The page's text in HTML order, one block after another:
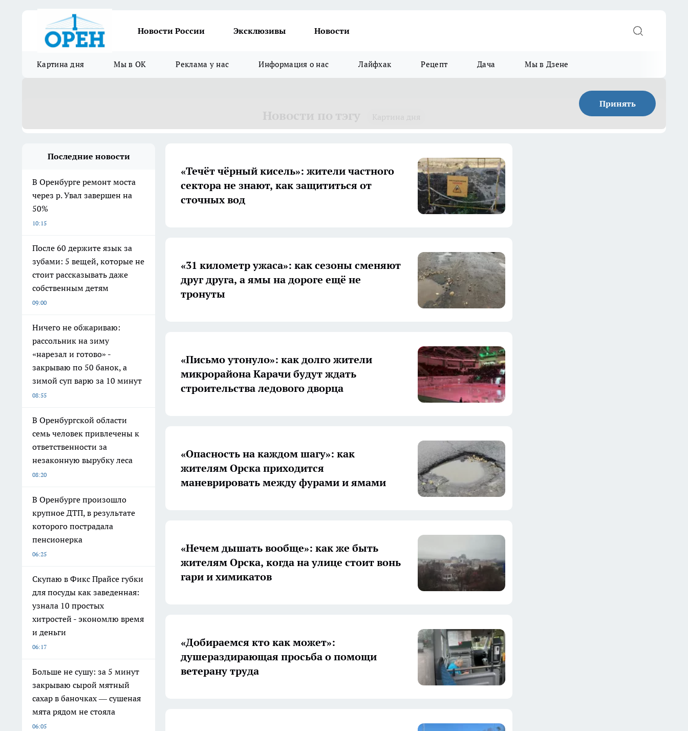
Новости России Эксклюзивы Новости
Картина дня Мы в ОК Реклама у нас Информация о нас Лайфхак Рецепт Дача Мы в Дзене
Принять
Последние новости
В Оренбурге ремонт моста
через р. Увал завершен на
50%
10:15
После 60 держите язык за
зубами: 5 вещей, которые не
стоит рассказывать даже
собственным детям
09:00
Ничего не обжариваю:
рассольник на зиму
«нарезал и готово» -
закрываю по 50 банок, а
зимой суп варю за 10 минут
08:55
В Оренбургской области
семь человек привлечены к
ответственности за
незаконную вырубку леса
08:20
В Оренбурге произошло
крупное ДТП, в результате
которого пострадала
пенсионерка
06:25
Скупаю в Фикс Прайсе губки
для посуды как заведенная:
узнала 10 простых
хитростей - экономлю время
и деньги
06:17
Больше не сушу: за 5 минут
закрываю сырой мятный
сахар в баночках — сушеная
мята рядом не стояла
06:05
«Течёт чёрный кисель»: жители частного
сектора не знают, как защититься от
сточных вод
«31 километр ужаса»: как сезоны сменяют
друг друга, а ямы на дороге ещё не
тронуты
«Письмо утонуло»: как долго жители
микрорайона Карачи будут ждать
строительства ледового дворца
«Опасность на каждом шагу»: как
жителям Орска приходится
маневрировать между фурами и ямами
«Нечем дышать вообще»: как же быть
жителям Орска, когда на улице стоит вонь
гари и химикатов
«Добираемся кто как может»:
душераздирающая просьба о помощи
ветерану труда